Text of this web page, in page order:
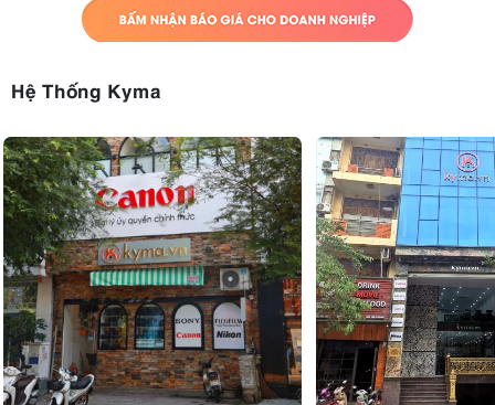
Hệ Thống Kyma